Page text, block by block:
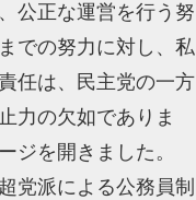
公正な運営を行う努
での努力に対し、私
任は、民主党の一方
力の欠如でありま
ジを開きました。
党派による公務員制